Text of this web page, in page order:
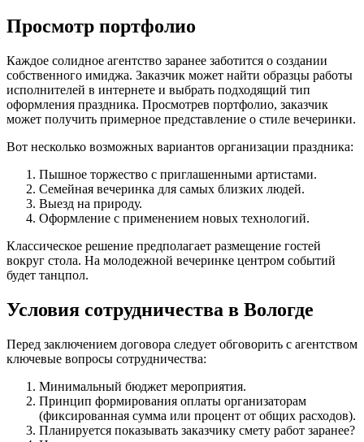
Просмотр портфолио
Каждое солидное агентство заранее заботится о создании
собственного имиджа. Заказчик может найти образцы работы
исполнителей в интернете и выбрать подходящий тип
оформления праздника. Просмотрев портфолио, заказчик
может получить примерное представление о стиле вечеринки.
Вот несколько возможных вариантов организации праздника:
Пышное торжество с приглашенными артистами.
Семейная вечеринка для самых близких людей.
Выезд на природу.
Оформление с применением новых технологий.
Классическое решение предполагает размещение гостей
вокруг стола. На молодежной вечеринке центром событий
будет танцпол.
Условия сотрудничества в Вологде
Перед заключением договора следует обговорить с агентством
ключевые вопросы сотрудничества:
Минимальный бюджет мероприятия.
Принцип формирования оплаты организаторам
(фиксированная сумма или процент от общих расходов).
Планируется показывать заказчику смету работ заранее?